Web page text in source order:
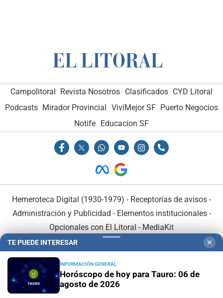
Campolitoral Revista Nosotros Clasificados CYD Litoral
Podcasts Mirador Provincial VivíMejor SF Puerto Negocios
Notife Educacion SF
Hemeroteca Digital (1930-1979) - Receptorías de avisos -
Administración y Publicidad - Elementos institucionales-
Opcionales con El Litoral - MediaKit
TE PUEDE INTERESAR ✕
INFORMACIÓN GENERAL
Horóscopo de hoy para Tauro: 06 de
agosto de 2026